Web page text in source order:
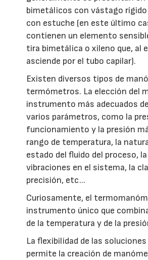
bimetálicos con vástago rígido
con estuche (en este último
contienen un elemento
tira bimetálica o xileno que, al
asciende por el tubo capilar).
Existen diversos tipos de
termómetros. La elección del
instrumento más adecuados
varios parámetros, como la
funcionamiento y la presión
rango de temperatura, la
estado del fluido del proceso,
vibraciones en el sistema, la
precisión, etc...
Curiosamente, el
instrumento único que
de la temperatura y de la
La flexibilidad de las
permite la creación de